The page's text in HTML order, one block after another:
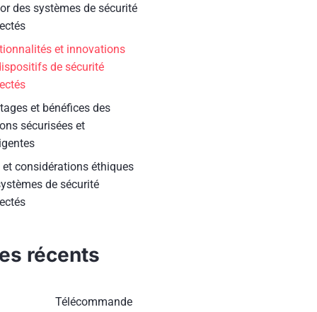
des systèmes de sécurité
et innovations
de sécurité
et bénéfices des
sécurisées et
et considérations éthiques
de sécurité
récents
Télécommande